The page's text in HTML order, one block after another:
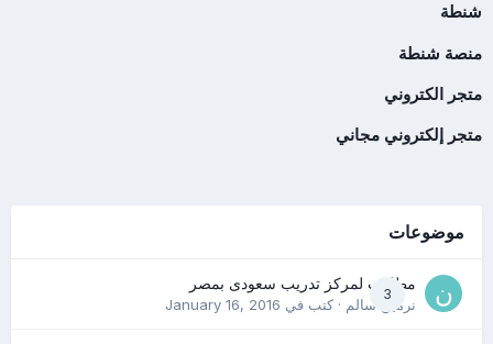
شنطة
منصة شنطة
متجر الكتروني
متجر إلكتروني مجاني
موضوعات
3
مطلوب لمركز تدريب سعودى بمصر
نرمين سالم· كتب في January 16, 2016